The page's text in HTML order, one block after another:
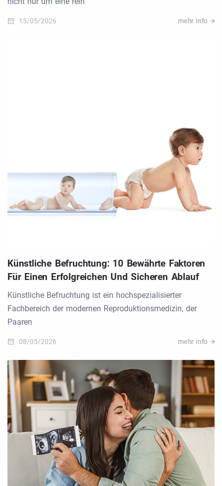
15/05/2026 mehr info
Künstliche Befruchtung: 10 Bewährte Faktoren
Für Einen Erfolgreichen Und Sicheren Ablauf
Künstliche Befruchtung ist ein hochspezialisierter
Fachbereich der modernen Reproduktionsmedizin, der
Paaren
08/05/2026 mehr info